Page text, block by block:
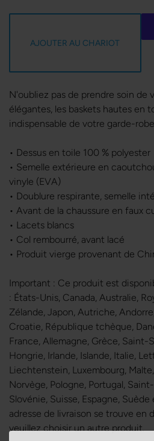
AJOUTER AU CHARIOT
N'oubliez pas de prendre soin de
élégantes, les baskets hautes en
indispensable de votre garde-
• Dessus en toile 100 % polyester
• Semelle extérieure en
vinyle (EVA)
• Doublure respirante, semelle
• Avant de la chaussure en faux
• Lacets blancs
• Col rembourré, avant lacé
• Produit vierge provenant de
Important : Ce produit est
: États-Unis, Canada, Australie,
Zélande, Japon, Autriche,
Croatie, République tchèque,
France, Allemagne, Grèce,
Hongrie, Irlande, Islande, Italie,
Liechtenstein, Luxembourg,
Norvège, Pologne, Portugal,
Slovénie, Suisse, Espagne,
adresse de livraison se trouve en
veuillez choisir un autre produit.